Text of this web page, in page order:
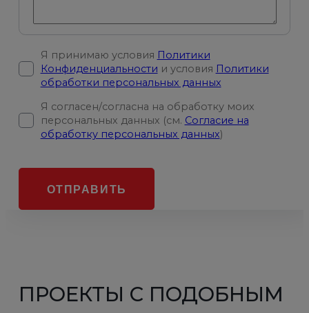
Я принимаю условия Политики
Конфиденциальности и условия Политики
обработки персональных данных
Я согласен/согласна на обработку моих
персональных данных (см. Согласие на
обработку персональных данных)
ОТПРАВИТЬ
ПРОЕКТЫ С ПОДОБНЫМ